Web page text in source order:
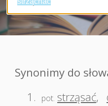
Synonimy do
1.
pot. strząsać,